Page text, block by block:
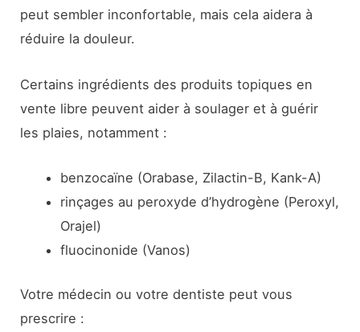
peut sembler inconfortable, mais cela aidera à
réduire la douleur.
Certains ingrédients des produits topiques en
vente libre peuvent aider à soulager et à guérir
les plaies, notamment :
benzocaïne (Orabase, Zilactin-B, Kank-A)
rinçages au peroxyde d’hydrogène (Peroxyl,
Orajel)
fluocinonide (Vanos)
Votre médecin ou votre dentiste peut vous
prescrire :